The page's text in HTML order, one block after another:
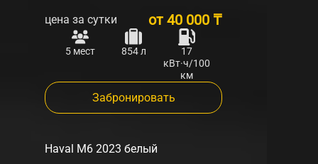
цена за сутки от 40 000 ₸
5 мест 854 л
17
кВт·ч/100
км
Забронировать
Haval M6 2023 белый